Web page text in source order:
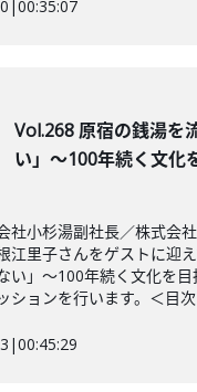
|00:35:07
Vol.268 原宿の銭湯を
い」～100年続く文化
社小杉湯副社長／株式会
江里子さんをゲストに迎
い」～100年続く文化を目
ションを行います。＜目次
|00:45:29